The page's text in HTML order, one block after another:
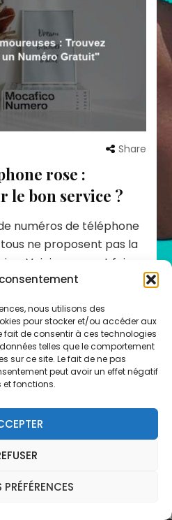
nous utilisons des
pour stocker et/ou accéder aux
fait de consentir à ces technologies
telles que le comportement
sur ce site. Le fait de ne pas
peut avoir un effet négatif
fonctions.
PRÉFÉRENCES
Share
rose :
le bon service ?
numéros de téléphone
ne proposent pas la
Voici comment faire
Les Copines d’Olivia
— pas des
des robots Un tarif
clairement, sans frais
réelle — un planning
La …